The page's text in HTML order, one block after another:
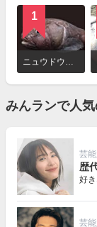
1
ニュウドウカジカ（ブロブフィッシュ）
みんランで人
芸
歴
好
芸